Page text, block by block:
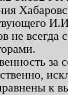
не
к